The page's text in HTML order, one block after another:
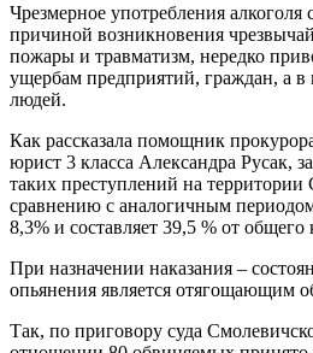
Чрезмерное употребления алкоголя
причиной возникновения
пожары и травматизм, нередко
ущербам предприятий, граждан, а в
людей.
Как рассказала помощник
юрист 3 класса Александра Русак,
таких преступлений на
сравнению с аналогичным
8,3% и составляет 39,5 % от общего
При назначении наказания –
опьянения является отягощающим
Так, по приговору суда